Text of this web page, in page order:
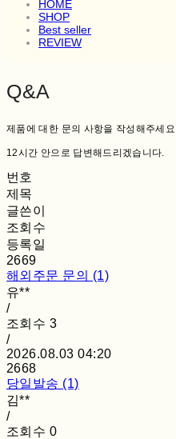
HOME
SHOP
Best seller
REVIEW
Q&A
제품에 대한 문의 사항을 작성해주세요.
12시간 안으로 답변해드리겠습니다.
번호
제목
글쓴이
조회수
등록일
2669
해외주문 문의 (1)
유**
/
조회수 3
/
2026.08.03 04:20
2668
당일발송 (1)
김**
/
조회수 0